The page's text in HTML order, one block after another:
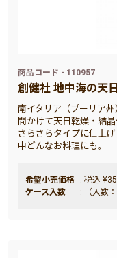
商品コード - 110957
創健社 地中海の天
南イタリア（プーリア
間かけて天日乾燥・結
さらさらタイプに仕上
中どんなお料理にも。
希望小売価格
: 税込
ケース入数
: （入数：